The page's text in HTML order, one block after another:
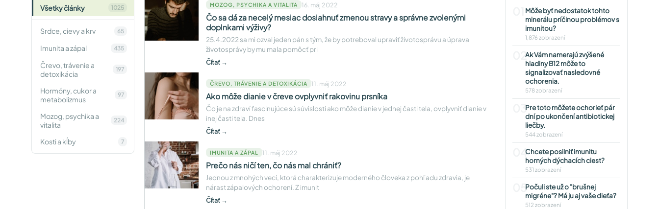
Všetky články 1025
Srdce, cievy a krv 65
Imunita a zápal 435
Črevo, trávenie a
detoxikácia
197
Hormóny, cukor a
metabolizmus
97
Mozog, psychika a
vitalita
224
Kosti a kĺby 7
MOZOG, PSYCHIKA A VITALITA 16. máj 2022
Čo sa dá za necelý mesiac dosiahnuť zmenou stravy a správne zvolenými
doplnkami výživy?
25.4.2022 sa mi ozval jeden pán s tým, že by potreboval upraviť životosprávu a úprava
životosprávy by mu mala pomôcť pri
Čítať →
ČREVO, TRÁVENIE A DETOXIKÁCIA 11. máj 2022
Ako môže dianie v čreve ovplyvniť rakovinu prsníka
Čo je na zdraví fascinujúce sú súvislosti ako môže dianie v jednej časti tela, ovplyvniť dianie v
inej časti tela. Dnes
Čítať →
IMUNITA A ZÁPAL 11. máj 2022
Prečo nás ničí ten, čo nás mal chrániť?
Jednou z mnohých vecí, ktorá charakterizuje moderného človeka z pohľadu zdravia, je
nárast zápalových ochorení. Z imunit
Čítať →
Môže byť nedostatok tohto
minerálu príčinou problémov s
imunitou?
1,876 zobrazení
02Ak Vám namerajú zvýšené
hladiny B12 môže to
signalizovať nasledovné
ochorenia.
578 zobrazení
03Pre toto môžete ochorieť pár
dní po ukončení antibiotickej
liečby.
544 zobrazení
04Chcete posilniť imunitu
horných dýchacích ciest?
531 zobrazení
05Počuli ste už o "brušnej
migréne"? Má ju aj vaše dieťa?
512 zobrazení